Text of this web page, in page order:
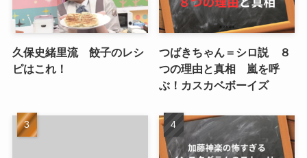
久保史緒里流 餃子のレシ
ピはこれ！
つばきちゃん＝シロ説 ８
つの理由と真相 嵐を呼
ぶ！カスカベボーイズ